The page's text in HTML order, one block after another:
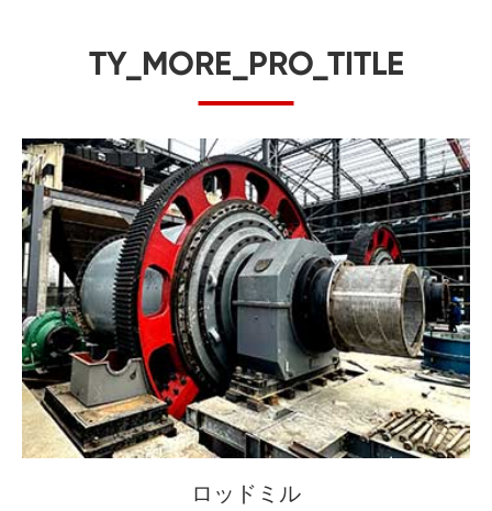
TY_MORE_PRO_TITLE
ロッドミル